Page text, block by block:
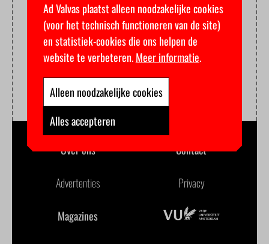
Over ons Contact
Advertenties Privacy
Magazines
Ad Valvas plaatst alleen noodzakelijke cookies
(voor het technisch functioneren van de site)
en statistiek-cookies die ons helpen de
website te verbeteren.Meer informatie.
Alleen noodzakelijke cookies
Alles accepteren